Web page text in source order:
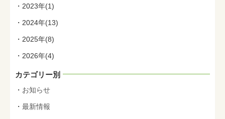
2023年(1)
2024年(13)
2025年(8)
2026年(4)
カテゴリー別
お知らせ
最新情報